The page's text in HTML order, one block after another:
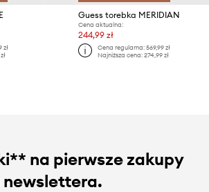
zł
Guess torebka MERIDIAN
Cena aktualna:
244,99 zł
Cena regularna: 569,99 zł
Najniższa cena: 274,99 zł
na pierwsze zakupy
newslettera.